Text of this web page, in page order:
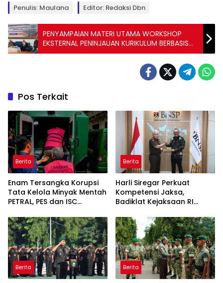
Penulis: Maulana Editor: Redaksi Dbn
PENYAMPAIAN MATERI UTAMA WORKSHOP
EKSTERNAL PENINJAUAN KURIKULUM BERBASIS
OBE
Pos Terkait
Berita
Enam Tersangka Korupsi
Tata Kelola Minyak Mentah
PETRAL, PES dan ISC
Umum
Berita
Harli Siregar Perkuat
Kompetensi Jaksa,
Badiklat Kejaksaan RI
Sertifikasi Profesional
Berita Berita